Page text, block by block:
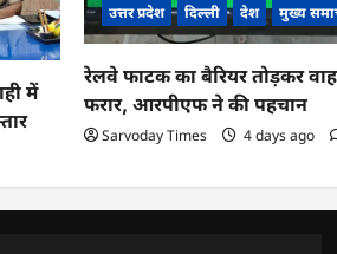
में
उत्तर प्रदेश दिल्ली देश मुख्य
रेलवे फाटक का बैरियर तोड़कर
फरार, आरपीएफ ने की पहचान
Sarvoday Times 4 days ago